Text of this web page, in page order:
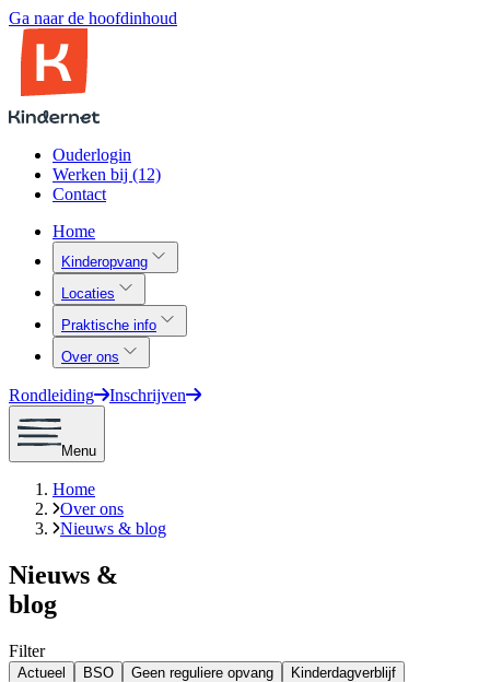
Ga naar de hoofdinhoud
Ouderlogin
Werken bij (12)
Contact
Home
Kinderopvang
Locaties
Praktische info
Over ons
Rondleiding Inschrijven
Menu
Home
Over ons
Nieuws & blog
Nieuws &
blog
Filter
Actueel BSO Geen reguliere opvang
Kinderdagverblijf